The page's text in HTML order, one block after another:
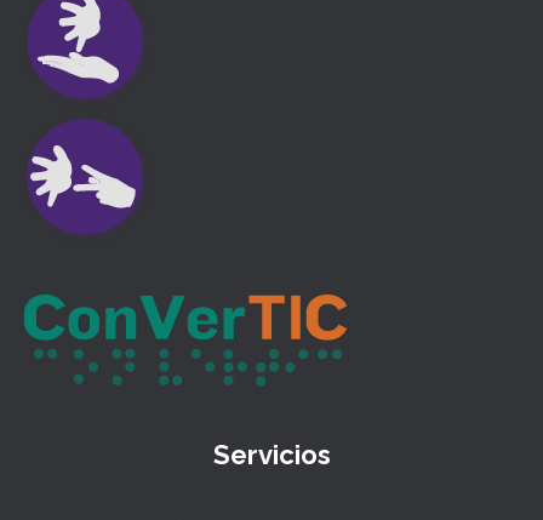
Servicios